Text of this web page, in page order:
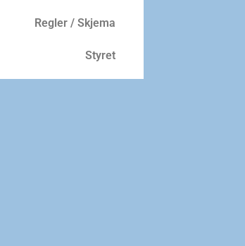
Regler / Skjema
Styret